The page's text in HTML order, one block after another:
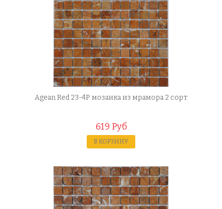
Agean Red 23-4P мозаика из мрамора 2 сорт
619 Руб
В КОРЗИНУ